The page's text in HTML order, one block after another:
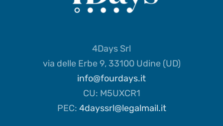
4Days Srl
via delle Erbe 9, 33100 Udine (UD)
info@fourdays.it
CU: M5UXCR1
PEC: 4dayssrl@legalmail.it